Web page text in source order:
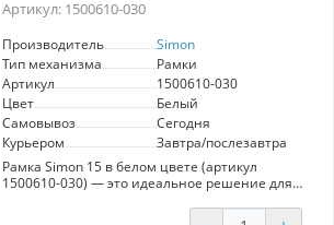
решением для дома или офиса. Выбор ABB
эстетики, которое подчеркнёт ваш стиль.
Артикул: 1500610-030
Производитель
Simon
Тип механизма
Рамки
Артикул
1500610-030
Цвет
Белый
Самовывоз
Сегодня
Курьером
Завтра/послезавтра
Рамка Simon 15 в белом цвете (артикул
1500610-030) — это идеальное решение для
интерьера. Изготовленная из качественных